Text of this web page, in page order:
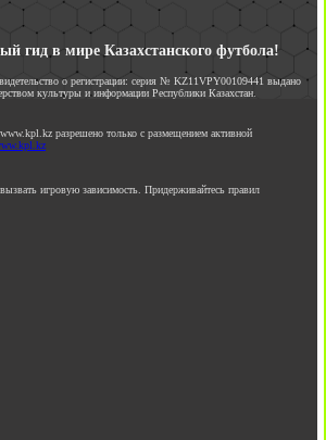
гид в мире Казахстанского футбола!
о регистрации: серия № KZ11VPY00109441 выдано
культуры и информации Республики Казахстан.
разрешено только с размещением активной
игровую зависимость. Придерживайтесь правил